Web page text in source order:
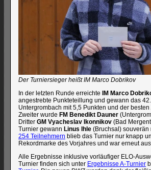
Der Turniersieger heißt IM Marco Dobrikov
In der letzten Runde erreichte
IM Marco
angestrebte Punkteteillung und gewann das
Untergrombach mit 5,5 Punkten und der
Zweiter wurde FM Benedikt Dauner
Dritter GM Vyacheslav Ikonnikov (Bad
Turnier gewann Linus Ihle (Bruchsal) souverän
254 Teilnehmern blieb das Turnier nur knapp
Rekordmarke des Vorjahres und war erneut
Alle Ergebnisse inklusive vorläufiger ELO-
Turnier finden sich unter Ergebnisse A-Turnier